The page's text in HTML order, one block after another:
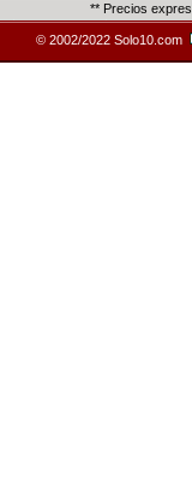
** Precios
© 2002/2022 Solo10.com